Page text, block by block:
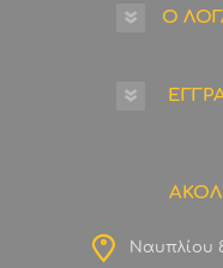
Ο
Ναυπλίου